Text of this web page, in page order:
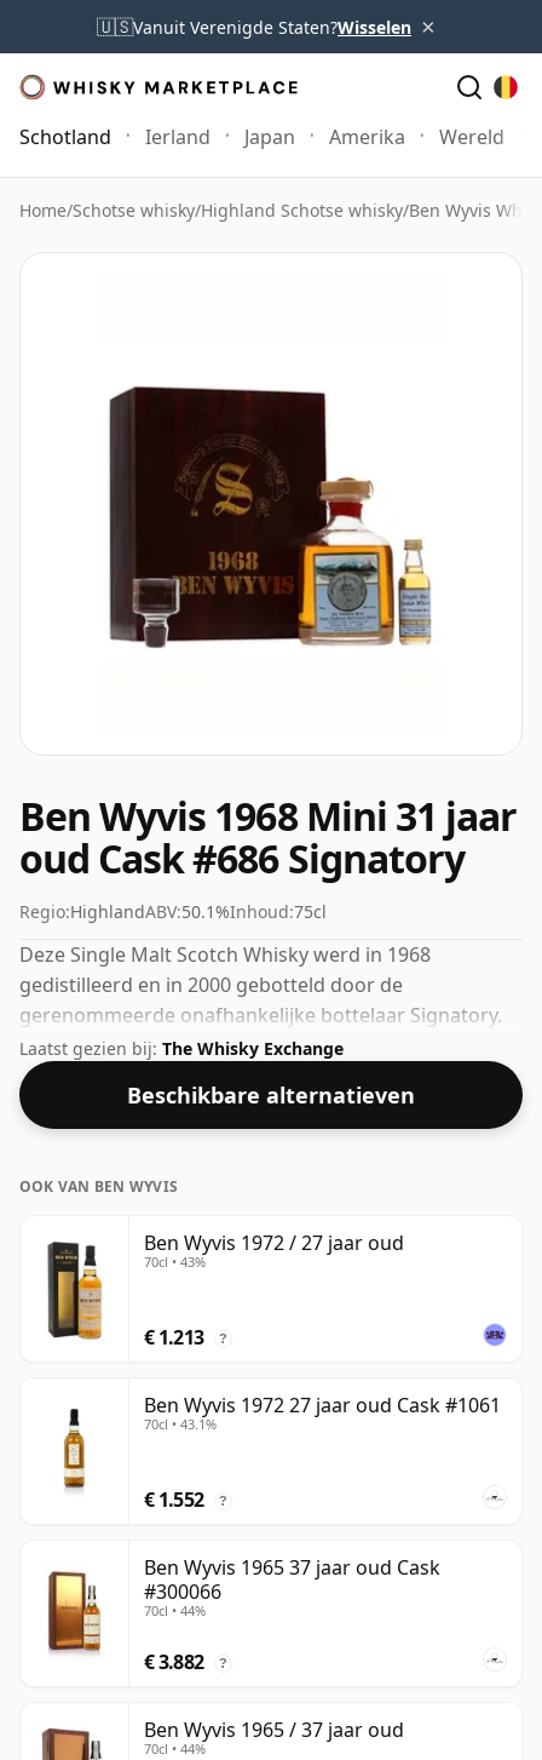
🇺🇸Vanuit Verenigde Staten?Wisselen ×
Schotland Ierland Japan Amerika Wereld
Home/Schotse whisky/Highland Schotse whisky/Ben Wyvis
Ben Wyvis 1968 Mini 31 jaar
oud Cask #686 Signatory
Regio:HighlandABV:50.1%Inhoud:75cl
Deze Single Malt Scotch Whisky werd in 1968
gedistilleerd en in 2000 gebotteld door de
gerenommeerde onafhankelijke bottelaar Signatory.
Een mooi voorbeeld van een 31 jaar oude Highland
whisky van Ben Wyvis. We zijn grote fans van whisky
die op hoge sterkte is gebotteld en deze botteling
komt op een nette 50,1%.
Laatst gezien bij: The Whisky Exchange
Beschikbare alternatieven
OOK VAN BEN WYVIS
Ben Wyvis 1972 / 27 jaar oud
70cl • 43%
€ 1.213 ?
Ben Wyvis 1972 27 jaar oud Cask #1061
70cl • 43.1%
€ 1.552 ?
Ben Wyvis 1965 37 jaar oud Cask
#300066
70cl • 44%
€ 3.882 ?
Ben Wyvis 1965 / 37 jaar oud
70cl • 44%